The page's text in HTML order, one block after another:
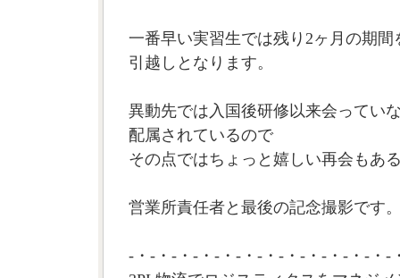
一番早い実習生では残り2ヶ月の期間
引越しとなります。
異動先では入国後研修以来会ってい
配属されているので
その点ではちょっと嬉しい再会もあ
営業所責任者と最後の記念撮影です
-・-・-・-・-・-・-・-・-・-・-・-・-